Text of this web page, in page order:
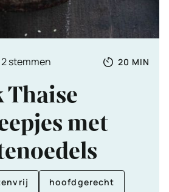
2stemmen
Totale
20 MIN
Thaise
met
hoofdgerecht